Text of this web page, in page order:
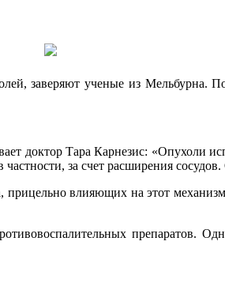
заверяют ученые из Мельбурна.
доктор Тара Карнезис: «Опухоли
за счет расширения
влияющих на этот
препаратов.